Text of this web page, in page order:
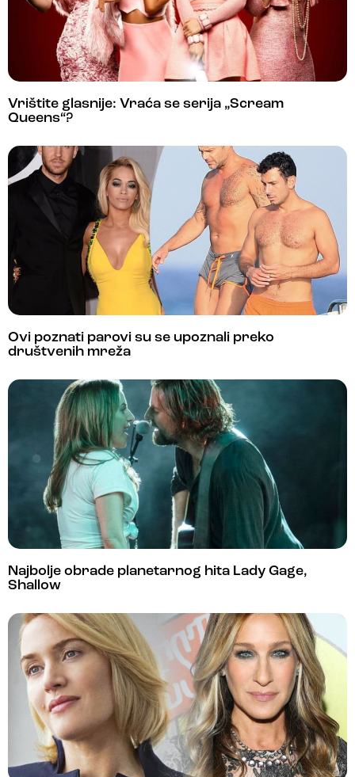
Vrištite glasnije: Vraća se serija „Scream
Queens“?
Ovi poznati parovi su se upoznali preko
društvenih mreža
Najbolje obrade planetarnog hita Lady Gage,
Shallow